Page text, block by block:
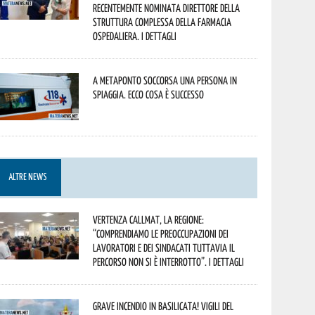
recentemente nominata Direttore della
Struttura Complessa della Farmacia
Ospedaliera. I dettagli
A Metaponto soccorsa una persona in
spiaggia. Ecco cosa è successo
ALTRE NEWS
Vertenza CallMat, la Regione:
“comprendiamo le preoccupazioni dei
lavoratori e dei sindacati tuttavia il
percorso non si è interrotto”. I dettagli
Grave incendio in Basilicata! Vigili del